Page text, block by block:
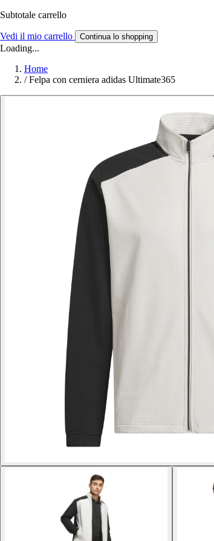
Subtotale carrello
Vedi il mio carrello Continua lo shopping
Loading...
Home
/ Felpa con cerniera adidas Ultimate365